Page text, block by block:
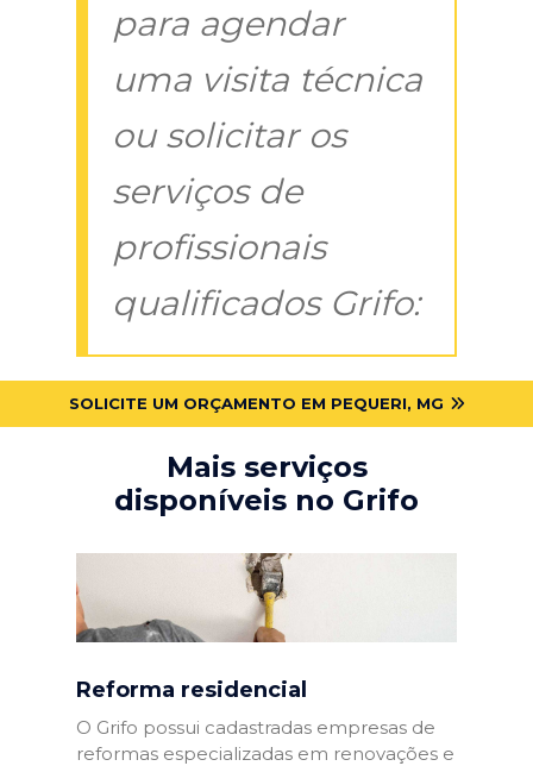
para agendar
uma visita técnica
ou solicitar os
serviços de
profissionais
qualificados Grifo:
SOLICITE UM ORÇAMENTO EM PEQUERI, MG
Mais serviços
disponíveis no Grifo
Reforma residencial
O Grifo possui cadastradas empresas de
reformas especializadas em renovações e